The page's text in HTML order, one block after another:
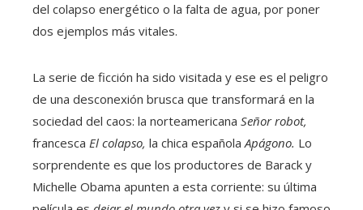
del colapso energético o la falta de agua, por poner
dos ejemplos más vitales.
La serie de ficción ha sido visitada y ese es el peligro
de una desconexión brusca que transformará en la
sociedad del caos: la norteamericana Señor robot,
francesca El colapso, la chica españolaApágono. Lo
sorprendente es que los productores de Barack y
Michelle Obama apunten a esta corriente: su última